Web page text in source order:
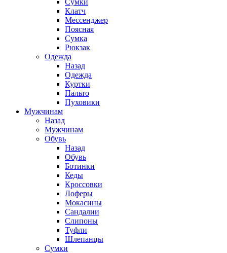
Cумки
Клатч
Мессенджер
Поясная
Сумка
Рюкзак
Одежда
Назад
Одежда
Куртки
Пальто
Пуховики
Мужчинам
Назад
Мужчинам
Обувь
Назад
Обувь
Ботинки
Кеды
Кроссовки
Лоферы
Мокасины
Сандалии
Слипоны
Туфли
Шлепанцы
Сумки